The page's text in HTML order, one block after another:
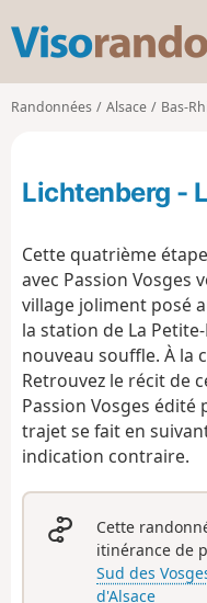
Randonnées Alsace Bas-
Lichtenberg -
Cette quatrième
avec Passion Vosges
village joliment posé
la station de La
nouveau souffle. À la
Retrouvez le récit de
Passion Vosges édité
trajet se fait en
indication contraire.
Cette
itinérance de
Sud des
d'Alsace